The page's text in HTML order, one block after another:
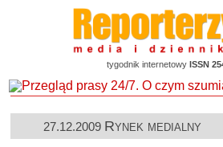
tygodnik internetowy ISSN
27.12.2009 Rynek medialny